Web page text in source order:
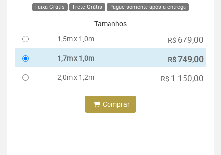
Faixa Grátis Frete Grátis Pague somente após a entrega
Tamanhos
1,5m x 1,0m
R$ 679,00
1,7m x 1,0m R$749,00
2,0m x 1,2m R$ 1.150,00
Comprar